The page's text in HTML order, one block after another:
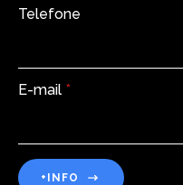
Telefone
E-mail *
+INFO